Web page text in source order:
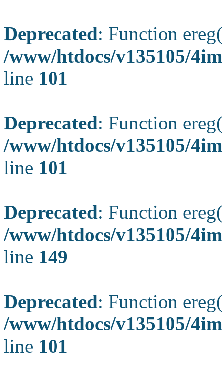
Deprecated: Function
/www/htdocs/v135105/
line 101
Deprecated: Function
/www/htdocs/v135105/
line 101
Deprecated: Function
/www/htdocs/v135105/
line 149
Deprecated: Function
/www/htdocs/v135105/
line 101